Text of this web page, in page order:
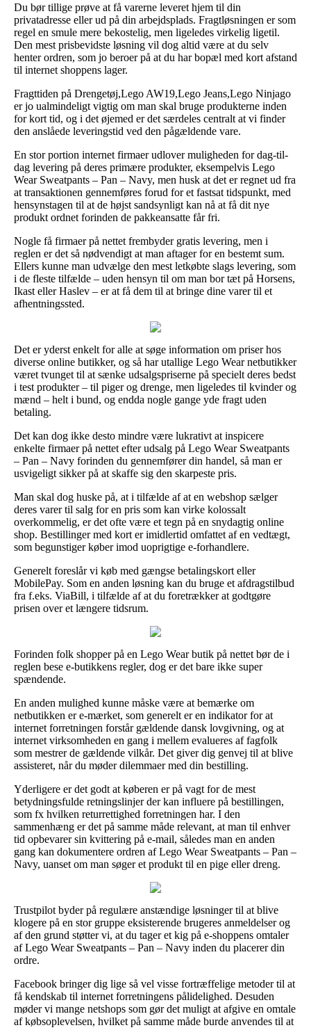
Du bør tillige prøve at få varerne leveret hjem til din
privatadresse eller ud på din arbejdsplads. Fragtløsningen er som
regel en smule mere bekostelig, men ligeledes virkelig ligetil.
Den mest prisbevidste løsning vil dog altid være at du selv
henter ordren, som jo beroer på at du har bopæl med kort afstand
til internet shoppens lager.
Fragttiden på Drengetøj,Lego AW19,Lego Jeans,Lego Ninjago
er jo ualmindeligt vigtig om man skal bruge produkterne inden
for kort tid, og i det øjemed er det særdeles centralt at vi finder
den anslåede leveringstid ved den pågældende vare.
En stor portion internet firmaer udlover muligheden for dag-til-
dag levering på deres primære produkter, eksempelvis Lego
Wear Sweatpants – Pan – Navy, men husk at det er regnet ud fra
at transaktionen gennemføres forud for et fastsat tidspunkt, med
hensynstagen til at de højst sandsynligt kan nå at få dit nye
produkt ordnet forinden de pakkeansatte får fri.
Nogle få firmaer på nettet frembyder gratis levering, men i
reglen er det så nødvendigt at man aftager for en bestemt sum.
Ellers kunne man udvælge den mest letkøbte slags levering, som
i de fleste tilfælde – uden hensyn til om man bor tæt på Horsens,
Ikast eller Haslev – er at få dem til at bringe dine varer til et
afhentningssted.
Det er yderst enkelt for alle at søge information om priser hos
diverse online butikker, og så har utallige Lego Wear netbutikker
været tvunget til at sænke udsalgspriserne på specielt deres bedst
i test produkter – til piger og drenge, men ligeledes til kvinder og
mænd – helt i bund, og endda nogle gange yde fragt uden
betaling.
Det kan dog ikke desto mindre være lukrativt at inspicere
enkelte firmaer på nettet efter udsalg på Lego Wear Sweatpants
– Pan – Navy forinden du gennemfører din handel, så man er
usvigeligt sikker på at skaffe sig den skarpeste pris.
Man skal dog huske på, at i tilfælde af at en webshop sælger
deres varer til salg for en pris som kan virke kolossalt
overkommelig, er det ofte være et tegn på en snydagtig online
shop. Bestillinger med kort er imidlertid omfattet af en vedtægt,
som begunstiger køber imod uoprigtige e-forhandlere.
Generelt foreslår vi køb med gængse betalingskort eller
MobilePay. Som en anden løsning kan du bruge et afdragstilbud
fra f.eks. ViaBill, i tilfælde af at du foretrækker at godtgøre
prisen over et længere tidsrum.
Forinden folk shopper på en Lego Wear butik på nettet bør de i
reglen bese e-butikkens regler, dog er det bare ikke super
spændende.
En anden mulighed kunne måske være at bemærke om
netbutikken er e-mærket, som generelt er en indikator for at
internet forretningen forstår gældende dansk lovgivning, og at
internet virksomheden en gang i mellem evalueres af fagfolk
som mestrer de gældende vilkår. Det giver dig genvej til at blive
assisteret, når du møder dilemmaer med din bestilling.
Yderligere er det godt at køberen er på vagt for de mest
betydningsfulde retningslinjer der kan influere på bestillingen,
som fx hvilken returrettighed forretningen har. I den
sammenhæng er det på samme måde relevant, at man til enhver
tid opbevarer sin kvittering på e-mail, således man en anden
gang kan dokumentere ordren af Lego Wear Sweatpants – Pan –
Navy, uanset om man søger et produkt til en pige eller dreng.
Trustpilot byder på regulære anstændige løsninger til at blive
klogere på en stor gruppe eksisterende brugeres anmeldelser og
af den grund støtter vi, at du tager et kig på e-shoppens omtaler
af Lego Wear Sweatpants – Pan – Navy inden du placerer din
ordre.
Facebook bringer dig lige så vel visse fortræffelige metoder til at
få kendskab til internet forretningens pålidelighed. Desuden
møder vi mange netshops som gør det muligt at afgive en omtale
af købsoplevelsen, hvilket på samme måde burde anvendes til at